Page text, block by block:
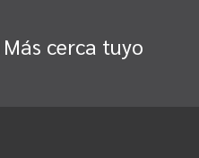
Más cerca tuyo